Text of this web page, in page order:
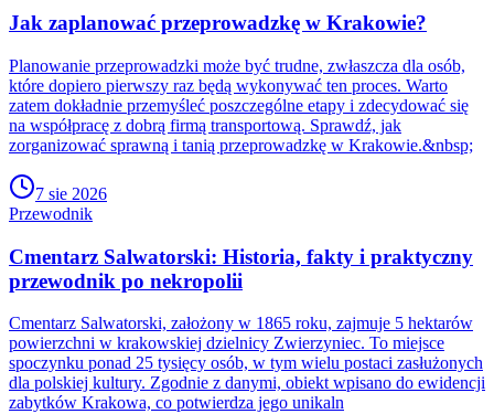
Jak zaplanować przeprowadzkę w Krakowie?
Planowanie przeprowadzki może być trudne, zwłaszcza dla osób,
które dopiero pierwszy raz będą wykonywać ten proces. Warto
zatem dokładnie przemyśleć poszczególne etapy i zdecydować się
na współpracę z dobrą firmą transportową. Sprawdź, jak
zorganizować sprawną i tanią przeprowadzkę w Krakowie.&nbsp;
7 sie 2026
Przewodnik
Cmentarz Salwatorski: Historia, fakty i praktyczny
przewodnik po nekropolii
Cmentarz Salwatorski, założony w 1865 roku, zajmuje 5 hektarów
powierzchni w krakowskiej dzielnicy Zwierzyniec. To miejsce
spoczynku ponad 25 tysięcy osób, w tym wielu postaci zasłużonych
dla polskiej kultury. Zgodnie z danymi, obiekt wpisano do ewidencji
zabytków Krakowa, co potwierdza jego unikaln